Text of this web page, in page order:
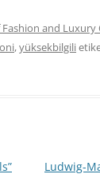
and Luxury
,yüksekbilgili
Ludwig-